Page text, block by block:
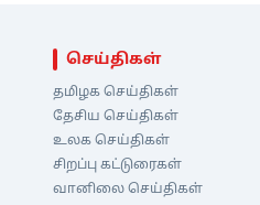
செய்திகள்
தமிழக செய்திகள்
தேசிய செய்திகள்
உலக செய்திகள்
சிறப்பு கட்டுரைகள்
வானிலை செய்திகள்